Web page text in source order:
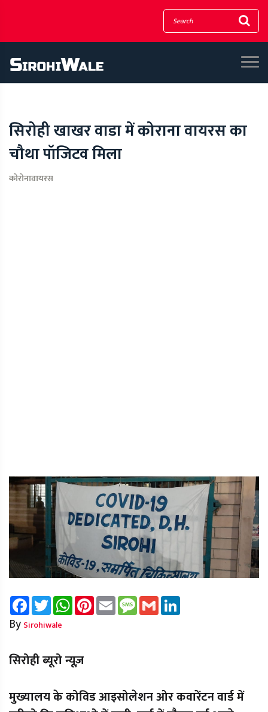
सिरोही खाखर वाडा में कोराना वायरस का
चौथा पॉजिटव मिला
कोरोनावायरस
FacebookTwitterWhatsAppPinterest
Email Message
Gmail
By Sirohiwale
सिरोही ब्यूरो न्यूज़
मुख्यालय के कोविड आइसोलेशन ओर कवारेंटन वार्ड में